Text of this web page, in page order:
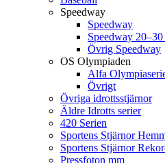
Speedway
Speedway
Speedway 20–30
Övrig Speedway
OS Olympiaden
Alfa
Övrigt
Övriga idrottsstjärnor
Äldre Idrotts serier
420 Serien
Sportens Stjärnor
Sportens Stjärnor
Pressfoton mm